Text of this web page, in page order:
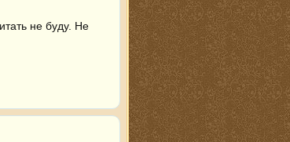
не буду. Не